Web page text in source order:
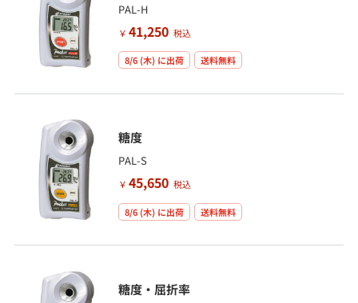
PAL-H
￥ 41,250 税込
8/6 (木)に出荷 送料無料
糖度
PAL-S
￥ 45,650 税込
8/6 (木)に出荷 送料無料
糖度・屈折率